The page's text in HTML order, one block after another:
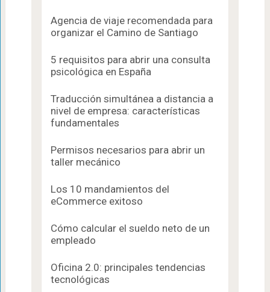
Agencia de viaje recomendada para
organizar el Camino de Santiago
5 requisitos para abrir una consulta
psicológica en España
Traducción simultánea a distancia a
nivel de empresa: características
fundamentales
Permisos necesarios para abrir un
taller mecánico
Los 10 mandamientos del
eCommerce exitoso
Cómo calcular el sueldo neto de un
empleado
Oficina 2.0: principales tendencias
tecnológicas